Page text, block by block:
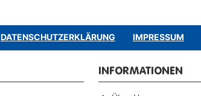
DATENSCHUTZERKLÄRUNG IMPRESSUM
INFORMATIONEN